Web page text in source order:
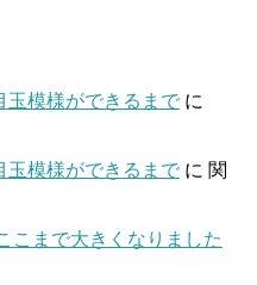
玉模様ができるまで に
玉模様ができるまで に 関
こまで大きくなりました